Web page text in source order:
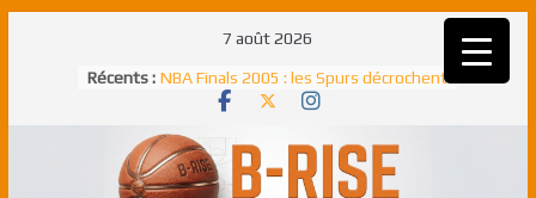
7 août 2026
Récents : NBA Finals 2005 : les Spurs décrochent
un troisième titre NBA, la rude bataille
NBA Finals 2021 : les Bucks et Giannis
Antetokounmpo triomphent, le Greek